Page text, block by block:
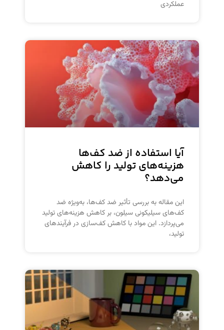
عملکردی
آیا استفاده از ضد کف‌ها
هزینه‌های تولید را کاهش
می‌دهد؟
این مقاله به بررسی تأثیر ضد کف‌ها، به‌ویژه ضد
کف‌های سیلیکونی سیلون، بر کاهش هزینه‌های تولید
می‌پردازد. این مواد با کاهش کف‌سازی در فرآیندهای
تولید،